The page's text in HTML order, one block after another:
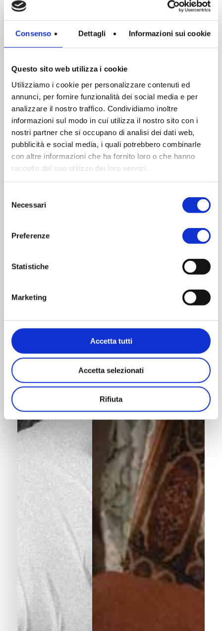
Consenso Dettagli Informazioni sui cookie
Questo sito web utilizza i cookie
Utilizziamo i cookie per personalizzare contenuti ed
annunci, per fornire funzionalità dei social media e per
analizzare il nostro traffico. Condividiamo inoltre
informazioni sul modo in cui utilizza il nostro sito con i
nostri partner che si occupano di analisi dei dati web,
pubblicità e social media, i quali potrebbero combinarle
con altre informazioni che ha fornito loro o che hanno
raccolto dal suo utilizzo dei loro servizi.
delNecessari
Preferenze
Statistiche
Marketing
Accetta tutti
Accetta selezionati
Rifiuta